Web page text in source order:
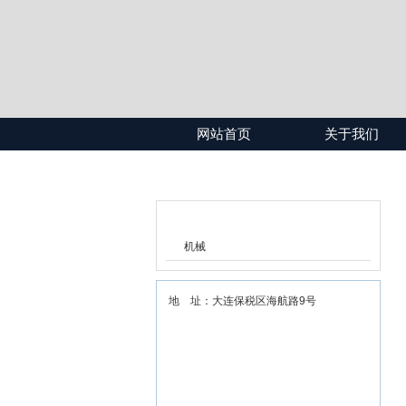
网站首页 关于我们
机械
地 址：大连保税区海航路9号